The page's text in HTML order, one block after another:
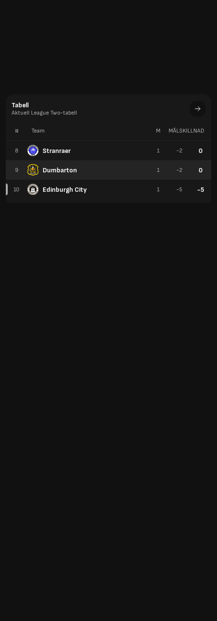
Tabell
Aktuell League Two-tabell
# Team
8 Stranraer
9 Dumbarton
10 Edinburgh City
M MÅLSKILLNAD
1 -2 0
1 -2 0
1 -5 -5